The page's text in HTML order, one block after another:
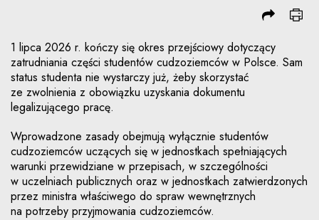
1 lipca 2026 r. kończy się okres przejściowy dotyczący
zatrudniania części studentów cudzoziemców w Polsce. Sam
status studenta nie wystarczy już, żeby skorzystać
ze zwolnienia z obowiązku uzyskania dokumentu
legalizującego pracę.
Wprowadzone zasady obejmują wyłącznie studentów
cudzoziemców uczących się w jednostkach spełniających
warunki przewidziane w przepisach, w szczególności
w uczelniach publicznych oraz w jednostkach zatwierdzonych
przez ministra właściwego do spraw wewnętrznych
na potrzeby przyjmowania cudzoziemców.